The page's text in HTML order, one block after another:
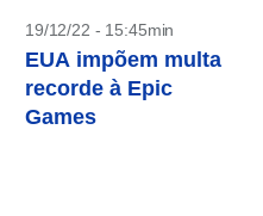
19/12/22 - 15:45min
EUA impõem multa
recorde à Epic
Games